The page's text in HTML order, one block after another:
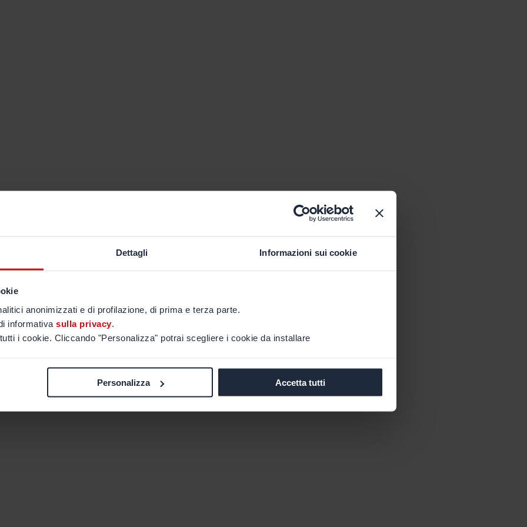
Dettagli Informazioni sui cookie
anonimizzati e di profilazione, di prima e terza parte.
informativa sulla privacy.
i cookie. Cliccando "Personalizza" potrai scegliere i cookie da installare
Personalizza Accetta tutti